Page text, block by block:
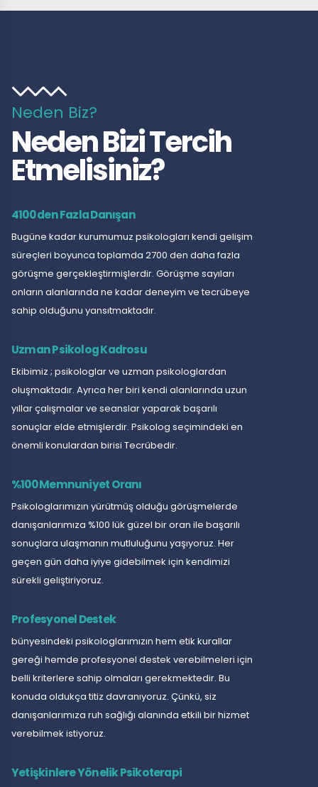
Neden Biz?
Neden Bizi Tercih
Etmelisiniz?
4100 den Fazla Danışan
Bugüne kadar kurumumuz psikologları kendi gelişim
süreçleri boyunca toplamda 2700 den daha fazla
görüşme gerçekleştirmişlerdir. Görüşme sayıları
onların alanlarında ne kadar deneyim ve tecrübeye
sahip olduğunu yansıtmaktadır.
Uzman Psikolog Kadrosu
Ekibimiz ; psikologlar ve uzman psikologlardan
oluşmaktadır. Ayrıca her biri kendi alanlarında uzun
yıllar çalışmalar ve seanslar yaparak başarılı
sonuçlar elde etmişlerdir. Psikolog seçimindeki en
önemli konulardan birisi Tecrübedir.
%100 Memnuniyet Oranı
Psikologlarımızın yürütmüş olduğu görüşmelerde
danışanlarımıza %100 lük güzel bir oran ile başarılı
sonuçlara ulaşmanın mutluluğunu yaşıyoruz. Her
geçen gün daha iyiye gidebilmek için kendimizi
sürekli geliştiriyoruz.
Profesyonel Destek
bünyesindeki psikologlarımızın hem etik kurallar
gereği hemde profesyonel destek verebilmeleri için
belli kriterlere sahip olmaları gerekmektedir. Bu
konuda oldukça titiz davranıyoruz. Çünkü, siz
danışanlarımıza ruh sağlığı alanında etkili bir hizmet
verebilmek istiyoruz.
Yetişkinlere Yönelik Psikoterapi